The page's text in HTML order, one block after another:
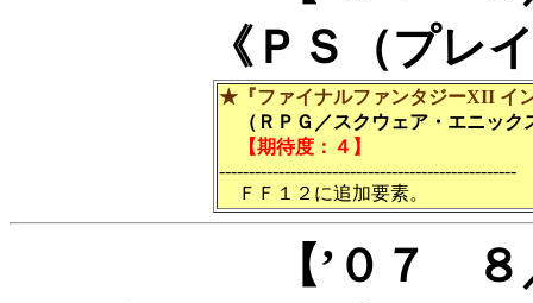
《ＰＳ（プレ
★『ファイナルファンタジーXII イ
（ＲＰＧ／スクウェア・エニック
【期待度：４】
--------------------------------------------------
ＦＦ１２に追加要素。
【’０７